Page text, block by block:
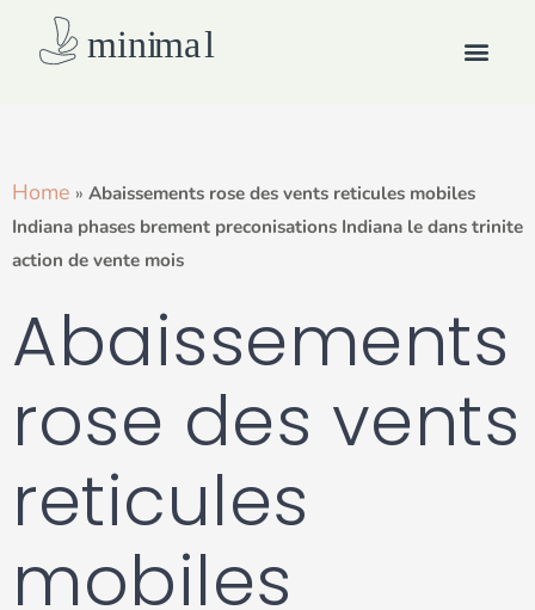
Home » Abaissements rose des vents reticules mobiles
Indiana phases brement preconisations Indiana le dans trinite
action de vente mois
Abaissements
rose des vents
reticules
mobiles